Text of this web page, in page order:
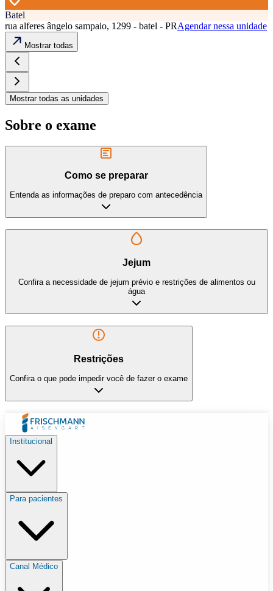
Batel
rua alferes ângelo sampaio, 1299 - batel - PRAgendar nessa unidade
Mostrar todas
Mostrar todas as unidades
Sobre o exame
Como se preparar
Entenda as informações de preparo com antecedência
Jejum
Confira a necessidade de jejum prévio e restrições de alimentos ou
água
Restrições
Confira o que pode impedir você de fazer o exame
Institucional
Para pacientes
Canal Médico